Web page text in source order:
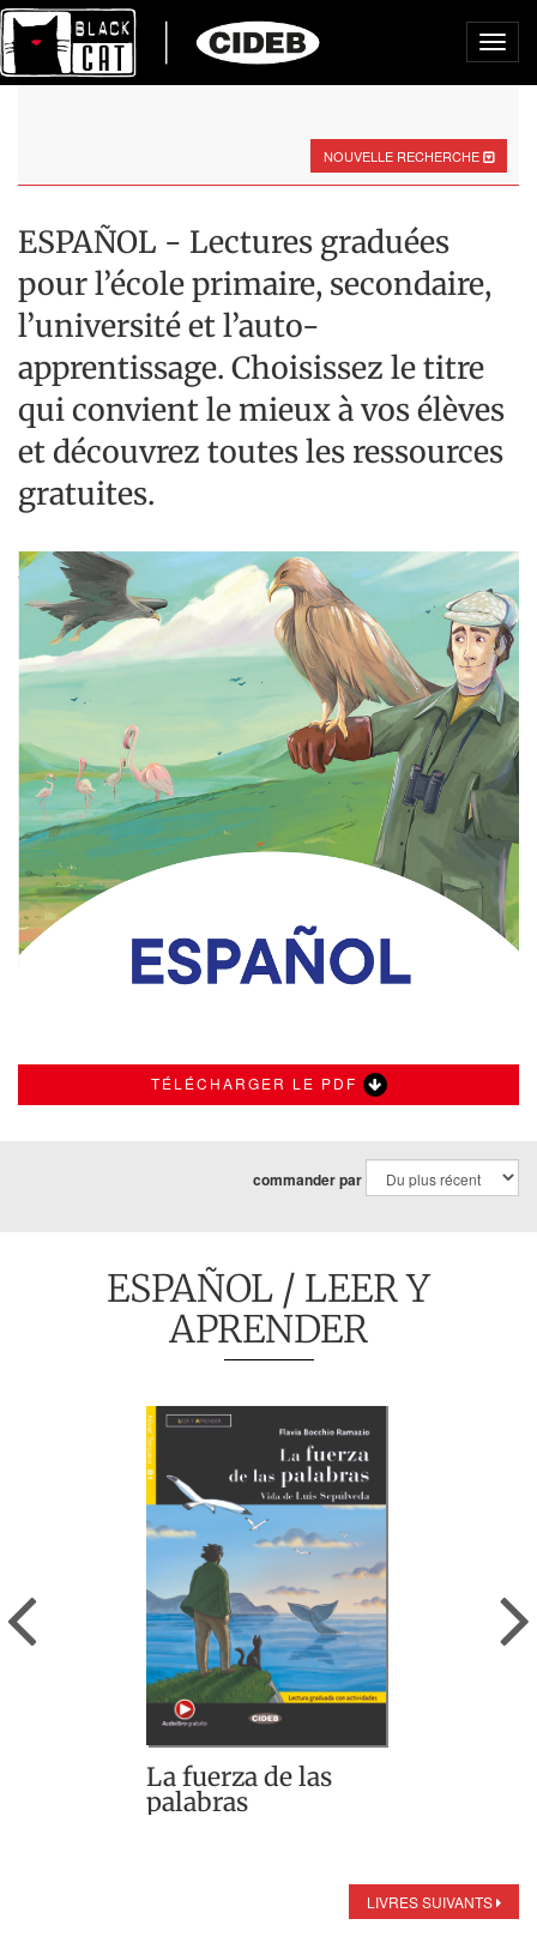
NOUVELLE RECHERCHE
ESPAÑOL - Lectures graduées
pour l’école primaire, secondaire,
l’université et l’auto-
apprentissage. Choisissez le titre
qui convient le mieux à vos élèves
et découvrez toutes les ressources
gratuites.
TÉLÉCHARGER LE PDF
commander par
ESPAÑOL / LEER Y
APRENDER
La fuerza de las
palabras
Previous
LIVRES SUIVANTS